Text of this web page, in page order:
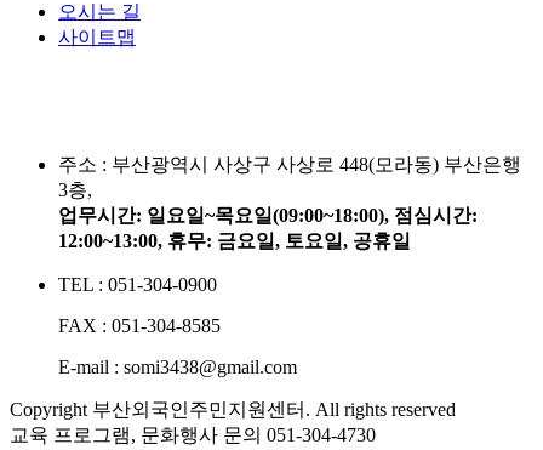
오시는 길
사이트맵
주소 : 부산광역시 사상구 사상로 448(모라동) 부산은행
3층,
업무시간: 일요일~목요일(09:00~18:00), 점심시간:
12:00~13:00, 휴무: 금요일, 토요일, 공휴일
TEL : 051-304-0900
FAX : 051-304-8585
E-mail : somi3438@gmail.com
Copyright 부산외국인주민지원센터. All rights reserved
교육 프로그램, 문화행사 문의 051-304-4730